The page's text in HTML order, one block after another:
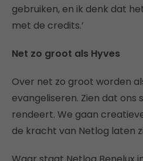
gebruiken, en ik denk dat
met de credits.’
Net zo groot als Hyves
Over net zo groot worden
evangeliseren. Zien dat ons
rendeert. We gaan
de kracht van Netlog laten